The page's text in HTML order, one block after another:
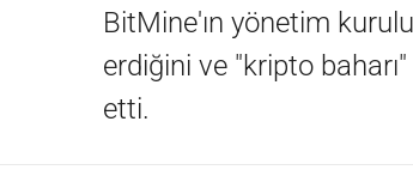
BitMine'ın yönetim
erdiğini ve "kripto
etti.